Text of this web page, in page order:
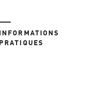
INFORMATIONS
PRATIQUES